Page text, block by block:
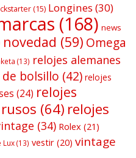
(15) Longines (30)
(168) news
novedad (59) Omega
(13) relojes alemanes
bolsillo (42) relojes
(24) relojes
(64) relojes
(34) Rolex (21)
Lux(13) vestir (20) vintage